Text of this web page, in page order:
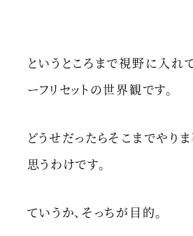
というところまで視野に入れ
ーフリセットの世界観です。
どうせだったらそこまでやりま
思うわけです。
ていうか、そっちが目的。